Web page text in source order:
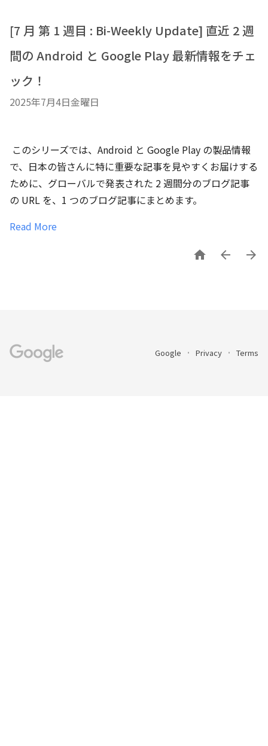
[7 月 第 1 週目 : Bi-Weekly Update] 直近 2 週
間の Android と Google Play 最新情報をチェ
ック！
2025年7月4日金曜日
このシリーズでは、Android と Google Play の製品情報
で、日本の皆さんに特に重要な記事を見やすくお届けする
ために、グローバルで発表された 2 週間分のブログ記事
の URL を、1 つのブログ記事にまとめます。
Read More

 
Google Privacy Terms